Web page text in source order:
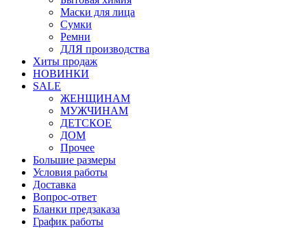
Маски для лица
Сумки
Ремни
ДЛЯ производства
Хиты продаж
НОВИНКИ
SALE
ЖЕНЩИНАМ
МУЖЧИНАМ
ДЕТСКОЕ
ДОМ
Прочее
Большие размеры
Условия работы
Доставка
Вопрос-ответ
Бланки предзаказа
График работы